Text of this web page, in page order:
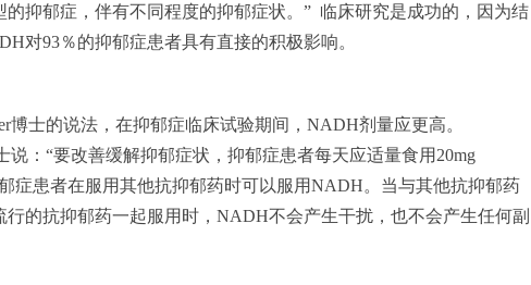
的抑郁症，伴有不同程度的抑郁症状。” 临床研究是成功的，因为结
对93％的抑郁症患者具有直接的积极影响。
博士的说法，在抑郁症临床试验期间，NADH剂量应更高。
说：“要改善缓解抑郁症状，抑郁症患者每天应适量食用20mg
症患者在服用其他抗抑郁药时可以服用NADH。当与其他抗抑郁药
行的抗抑郁药一起服用时，NADH不会产生干扰，也不会产生任何副